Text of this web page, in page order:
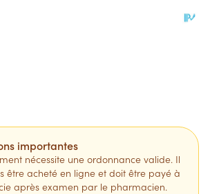
importantes
nécessite une ordonnance valide. Il
être acheté en ligne et doit être payé à
après examen par le pharmacien.